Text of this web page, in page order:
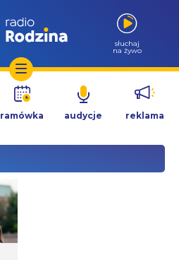
słuchaj
na żywo
ramówka audycje reklama